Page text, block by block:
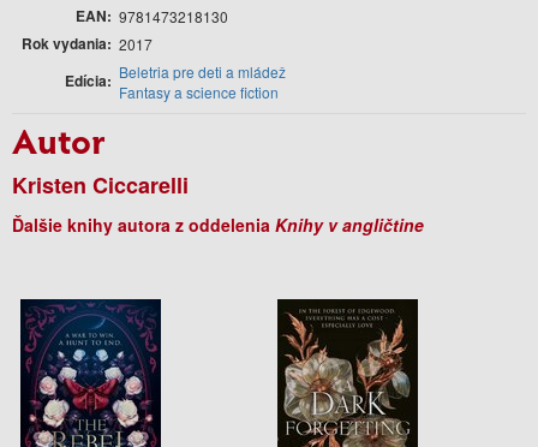
EAN 9781473218130
Rok vydania 2017
Edícia
Beletria pre deti a mládež
Fantasy a science fiction
Autor
Kristen Ciccarelli
Ďalšie knihy autora z oddelenia Knihy v angličtine